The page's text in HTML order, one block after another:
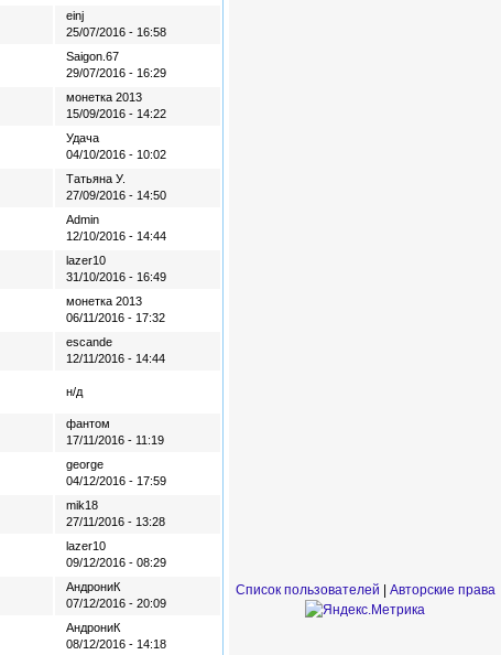
einj
25/07/2016 - 16:58
Saigon.67
29/07/2016 - 16:29
монетка 2013
15/09/2016 - 14:22
Удача
04/10/2016 - 10:02
Татьяна У.
27/09/2016 - 14:50
Admin
12/10/2016 - 14:44
lazer10
31/10/2016 - 16:49
монетка 2013
06/11/2016 - 17:32
escande
12/11/2016 - 14:44
н/д
фантом
17/11/2016 - 11:19
george
04/12/2016 - 17:59
mik18
27/11/2016 - 13:28
lazer10
09/12/2016 - 08:29
АндрониК
07/12/2016 - 20:09
АндрониК
08/12/2016 - 14:18
Список пользователей Авторские права